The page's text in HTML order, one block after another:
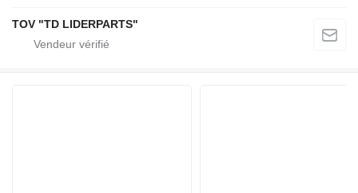
TOV "TD LIDERPARTS"